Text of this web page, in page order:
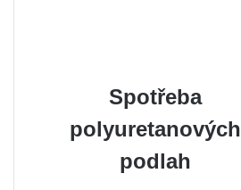
Spotřeba
polyuretanových
podlah